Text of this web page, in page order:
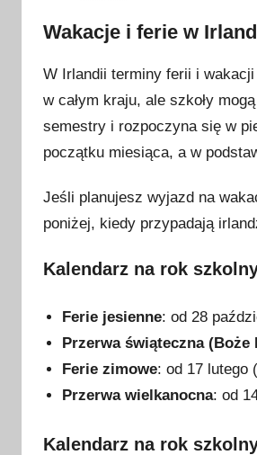
u
i
k
o
a
n
2
r
u
d
a
Wakacje i ferie w
W Irlandii terminy ferii i
w całym kraju, ale szkoły
semestry i rozpoczyna się w
początku miesiąca, a w
Jeśli planujesz wyjazd na
poniżej, kiedy przypadają
Kalendarz na rok
Ferie jesienne: od 28
Przerwa świąteczna (Boże
Ferie zimowe: od 17 lutego
Przerwa wielkanocna: od
Kalendarz na rok